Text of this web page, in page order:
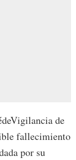
de
fallecimiento
por su